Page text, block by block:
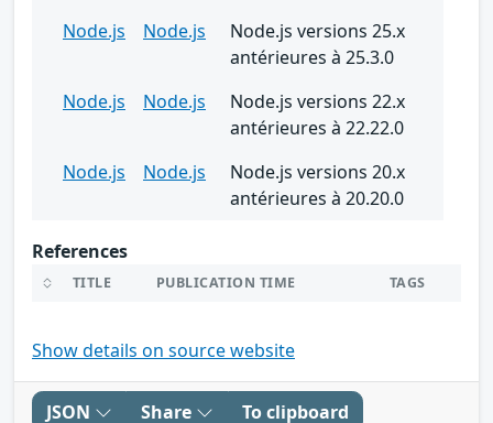
Node.js
Node.js
Node.js versions 25.x
antérieures à 25.3.0
Node.js
Node.js
Node.js versions 22.x
antérieures à 22.22.0
Node.js
Node.js
Node.js versions 20.x
antérieures à 20.20.0
References
TITLE PUBLICATION TIME TAGS
Show details on source website
JSON Share To clipboard